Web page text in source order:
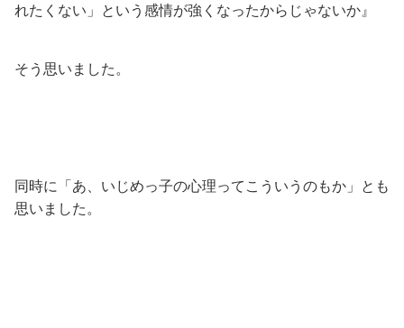
れたくない」という感情が強くなったからじゃないか』
そう思いました。
同時に「あ、いじめっ子の心理ってこういうのもか」とも
思いました。